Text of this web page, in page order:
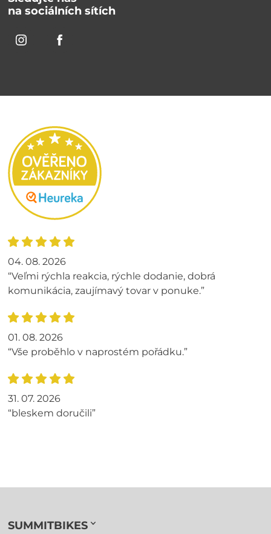
na sociálních sítích
04. 08. 2026
“Veľmi rýchla reakcia, rýchle dodanie, dobrá
komunikácia, zaujímavý tovar v ponuke.”
01. 08. 2026
“Vše proběhlo v naprostém pořádku.”
31. 07. 2026
“bleskem doručili”
SUMMITBIKES